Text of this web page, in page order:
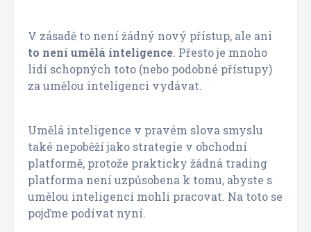
V zásadě to není žádný nový přístup, ale ani
to není umělá inteligence. Přesto je mnoho
lidí schopných toto (nebo podobné přístupy)
za umělou inteligenci vydávat.
Umělá inteligence v pravém slova smyslu
také nepoběží jako strategie v obchodní
platformě, protože prakticky žádná trading
platforma není uzpůsobena k tomu, abyste s
umělou inteligencí mohli pracovat. Na toto se
pojďme podívat nyní.